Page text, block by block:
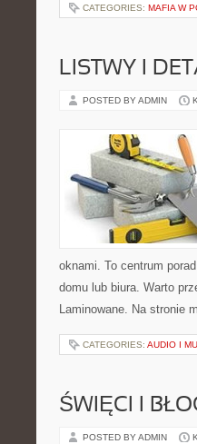
CATEGORIES: MAFIA W
LISTWY I
POSTED BY ADMIN
oknami. To centrum
domu lub biura. Warto
Laminowane. Na stronie
CATEGORIES: AUDIO I
ŚWIĘCI I
POSTED BY ADMIN